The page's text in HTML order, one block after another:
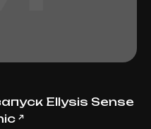
Ellysis Sense
↗